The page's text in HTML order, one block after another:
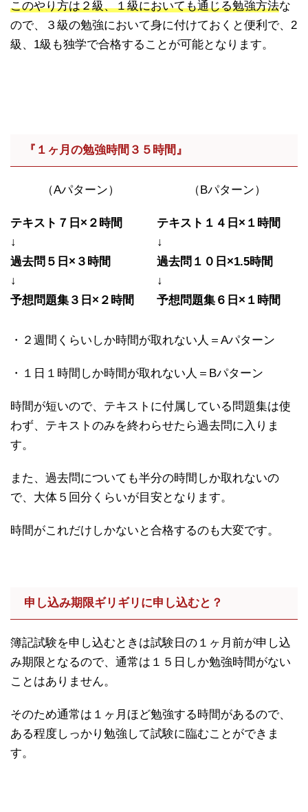
このやり方は２級、１級においても通じる勉強方法な
ので、３級の勉強において身に付けておくと便利で、2
級、1級も独学で合格することが可能となります。
『１ヶ月の勉強時間３５時間』
（Aパターン）
テキスト７日×２時間
↓
過去問５日×３時間
↓
予想問題集３日×２時間
（Bパターン）
テキスト１４日×１時間
↓
過去問１０日×1.5時間
↓
予想問題集６日×１時間
・２週間くらいしか時間が取れない人＝Aパターン
・１日１時間しか時間が取れない人＝Bパターン
時間が短いので、テキストに付属している問題集は使
わず、テキストのみを終わらせたら過去問に入りま
す。
また、過去問についても半分の時間しか取れないの
で、大体５回分くらいが目安となります。
時間がこれだけしかないと合格するのも大変です。
申し込み期限ギリギリに申し込むと？
簿記試験を申し込むときは試験日の１ヶ月前が申し込
み期限となるので、通常は１５日しか勉強時間がない
ことはありません。
そのため通常は１ヶ月ほど勉強する時間があるので、
ある程度しっかり勉強して試験に臨むことができま
す。